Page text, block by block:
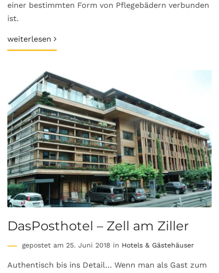
einer bestimmten Form von Pflegebädern verbunden
ist.
weiterlesen
DasPosthotel – Zell am Ziller
gepostet am 25. Juni 2018 in Hotels & Gästehäuser
Authentisch bis ins Detail… Wenn man als Gast zum